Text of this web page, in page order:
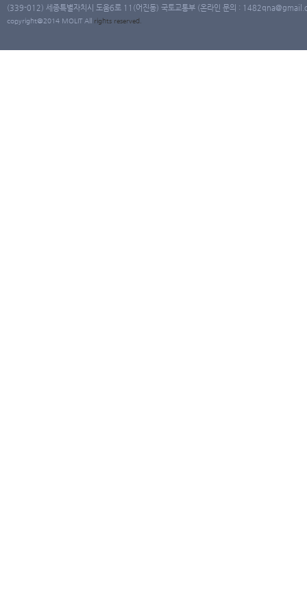
(339-012) 세종특별자치시 도움6로 11(어진동) 국토교통부 (온라인 문의 :
copyright@2014 MOLIT All rights reserved.